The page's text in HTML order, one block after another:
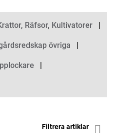
Räfsor, Kultivatorer
övriga
Filtrera artiklar